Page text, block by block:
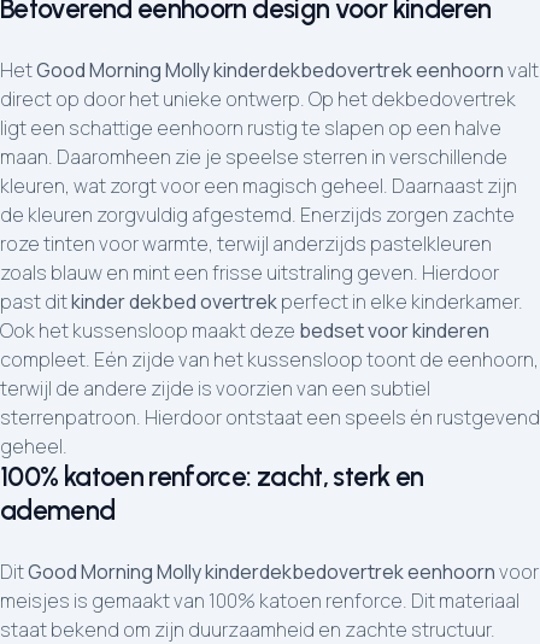
Betoverend eenhoorn design voor kinderen
HetGood Morning Molly kinderdekbedovertrek eenhoornvalt
direct op door het unieke ontwerp. Op het dekbedovertrek
ligt een schattige eenhoorn rustig te slapen op een halve
maan. Daaromheen zie je speelse sterren in verschillende
kleuren, wat zorgt voor een magisch geheel. Daarnaast zijn
de kleuren zorgvuldig afgestemd. Enerzijds zorgen zachte
roze tinten voor warmte, terwijl anderzijds pastelkleuren
zoals blauw en mint een frisse uitstraling geven. Hierdoor
past ditkinder dekbed overtrekperfect in elke kinderkamer.
Ook het kussensloop maakt deze bedset voor kinderen
compleet. Eén zijde van het kussensloop toont de eenhoorn,
terwijl de andere zijde is voorzien van een subtiel
sterrenpatroon. Hierdoor ontstaat een speels én rustgevend
geheel.
100% katoen renforce: zacht, sterk en
ademend
DitGood Morning Molly kinderdekbedovertrek eenhoornvoor
meisjes is gemaakt van 100% katoen renforce. Dit materiaal
staat bekend om zijn duurzaamheid en zachte structuur.